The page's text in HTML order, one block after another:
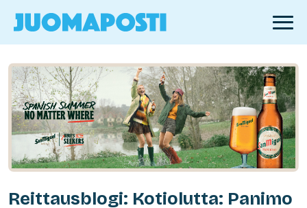
Reittausblogi: Kotiolutta: Panimo